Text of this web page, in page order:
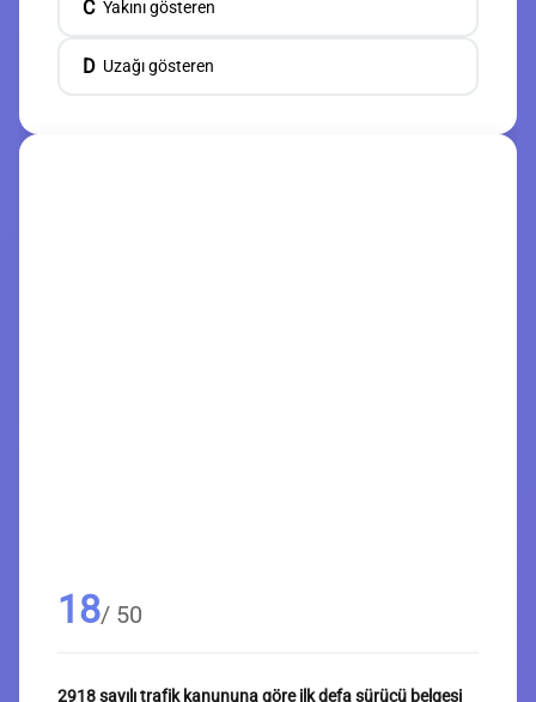
C Yakını gösteren
D Uzağı gösteren
18/ 50
2918 sayılı trafik kanununa göre ilk defa sürücü belgesi